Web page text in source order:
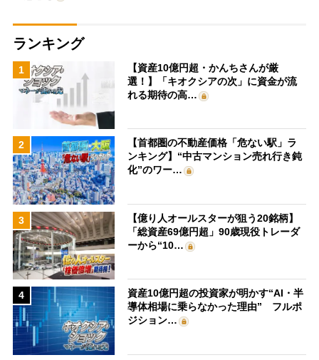
ランキング
1
【資産10億円超・かんちさんが厳
選！】「キオクシアの次」に資金が流
れる期待の高…
2
【首都圏の不動産価格「危ない駅」ラ
ンキング】“中古マンション売れ行き鈍
化”のワー…
3
【億り人オールスターが狙う20銘柄】
「総資産69億円超」90歳現役トレーダ
ーから“10…
4
資産10億円超の投資家が明かす“AI・半
導体相場に乗らなかった理由” フルポ
ジション…